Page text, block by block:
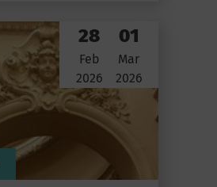
28
Feb
2026
01
Mar
2026